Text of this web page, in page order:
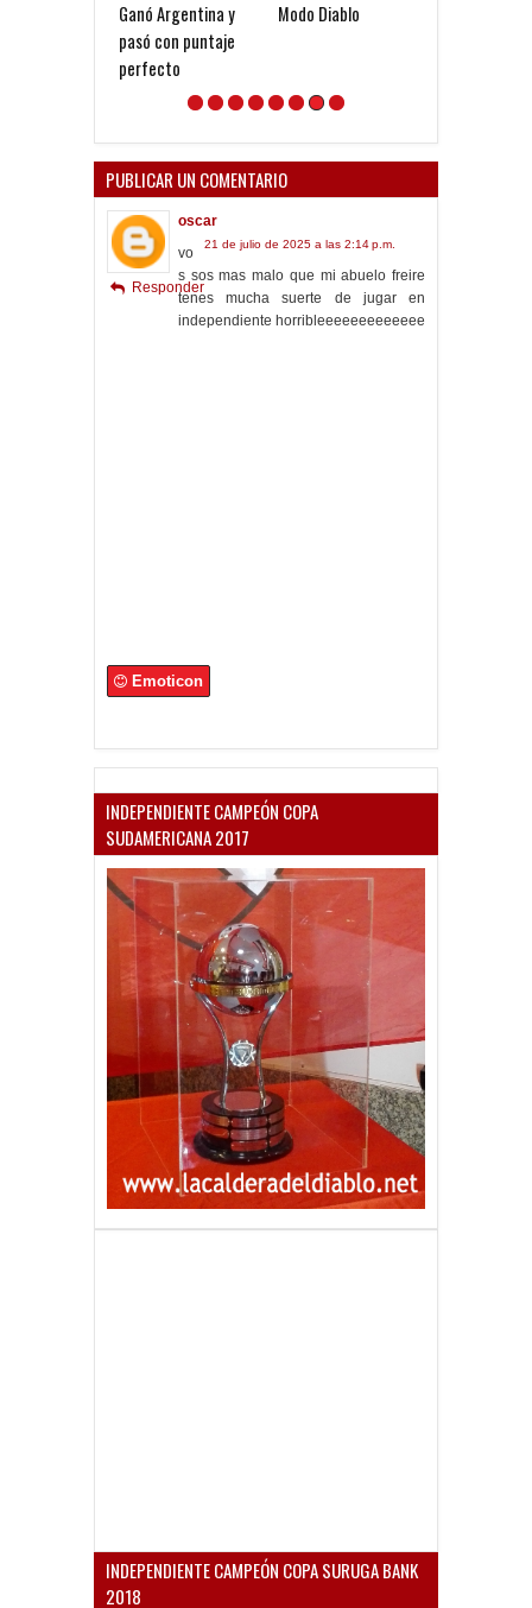
Ganó Argentina y
pasó con puntaje
perfecto
Modo Diablo
PUBLICAR UN COMENTARIO
oscar
21 de julio de 2025 a las 2:14 p.m.
vo
s sos mas malo que mi abuelo freire
tenes mucha suerte de jugar en
independiente horribleeeeeeeeeeeee
Responder
Emoticon
INDEPENDIENTE CAMPEÓN COPA
SUDAMERICANA 2017
INDEPENDIENTE CAMPEÓN COPA SURUGA BANK
2018